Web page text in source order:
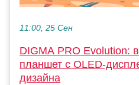
11:00, 25 Сен
DIGMA PRO Evolution:
планшет с OLED-
дизайна